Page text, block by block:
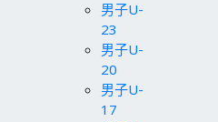
男子U-
23
男子U-
20
男子U-
17